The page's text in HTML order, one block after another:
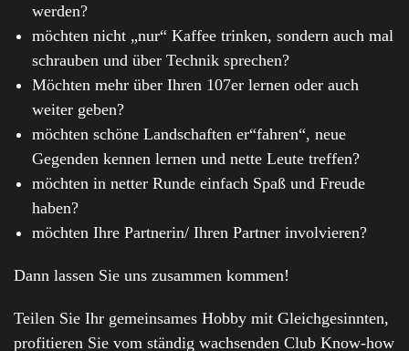
werden?
möchten nicht „nur“ Kaffee trinken, sondern auch mal
schrauben und über Technik sprechen?
Möchten mehr über Ihren 107er lernen oder auch
weiter geben?
möchten schöne Landschaften er“fahren“, neue
Gegenden kennen lernen und nette Leute treffen?
möchten in netter Runde einfach Spaß und Freude
haben?
möchten Ihre Partnerin/ Ihren Partner involvieren?
Dann lassen Sie uns zusammen kommen!
Teilen Sie Ihr gemeinsames Hobby mit Gleichgesinnten,
profitieren Sie vom ständig wachsenden Club Know-how